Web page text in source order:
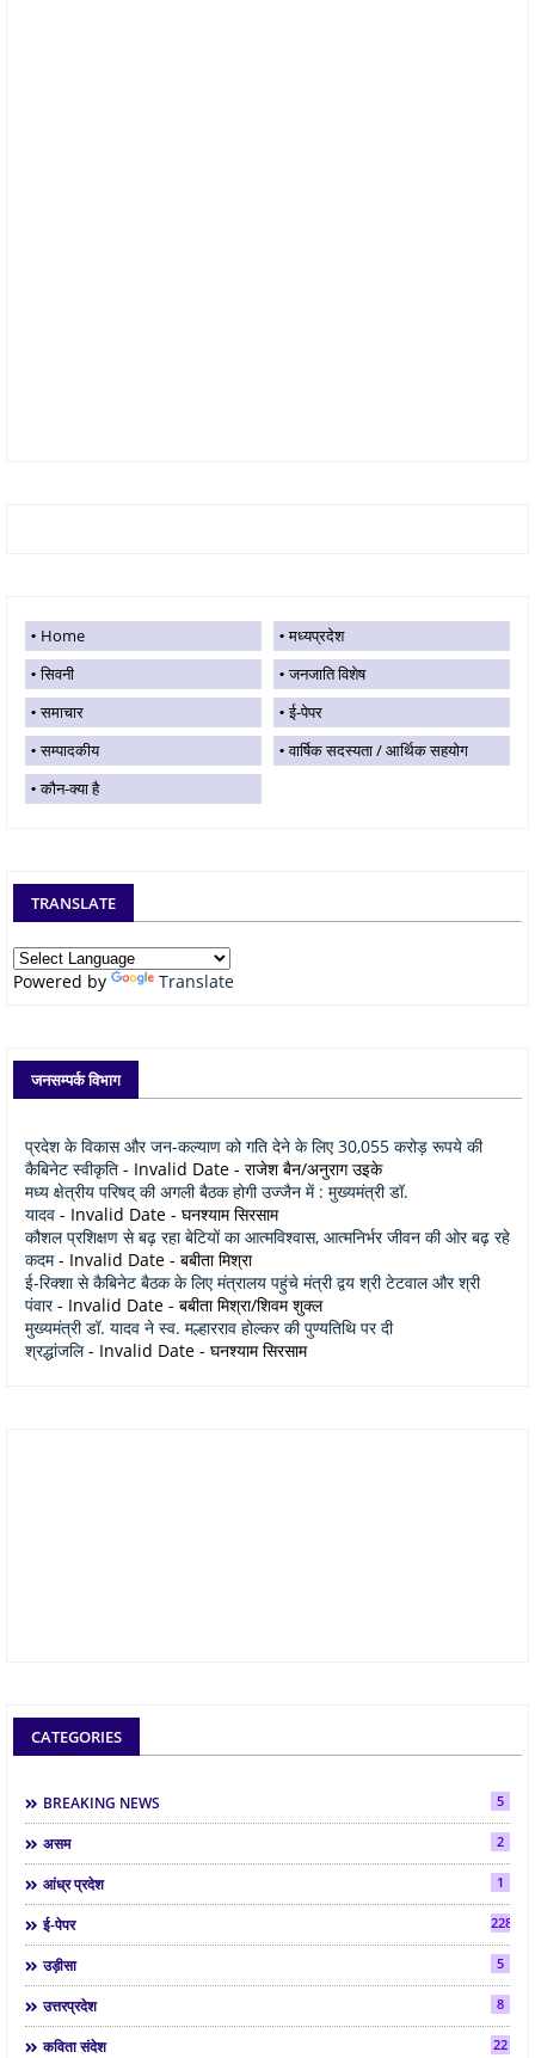
Home
मध्यप्रदेश
सिवनी
जनजाति विशेष
समाचार
ई-पेपर
सम्पादकीय
वार्षिक सदस्यता / आर्थिक सहयोग
कौन-क्या है
TRANSLATE
Powered by Translate
जनसम्पर्क विभाग
प्रदेश के विकास और जन-कल्याण को गति देने के लिए 30,055 करोड़ रूपये की
कैबिनेट स्वीकृति - Invalid Date - राजेश बैन/अनुराग उइके
मध्य क्षेत्रीय परिषद् की अगली बैठक होगी उज्जैन में : मुख्यमंत्री डॉ.
यादव - Invalid Date - घनश्याम सिरसाम
कौशल प्रशिक्षण से बढ़ रहा बेटियों का आत्मविश्वास, आत्मनिर्भर जीवन की ओर बढ़ रहे
कदम- Invalid Date - बबीता मिश्रा
ई-रिक्शा से कैबिनेट बैठक के लिए मंत्रालय पहुंचे मंत्री द्वय श्री टेटवाल और श्री
पंवार- Invalid Date - बबीता मिश्रा/शिवम शुक्ल
मुख्यमंत्री डॉ. यादव ने स्व. मल्हारराव होल्कर की पुण्यतिथि पर दी
श्रद्धांजलि- Invalid Date - घनश्याम सिरसाम
CATEGORIES
BREAKING NEWS 5
असम 2
आंध्र प्रदेश 1
ई-पेपर 2286
उड़ीसा 5
उत्तरप्रदेश 8
कविता संदेश 22